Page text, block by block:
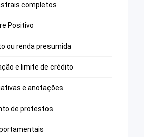
completos
Positivo
ou renda presumida
e limite de crédito
e anotações
de protestos